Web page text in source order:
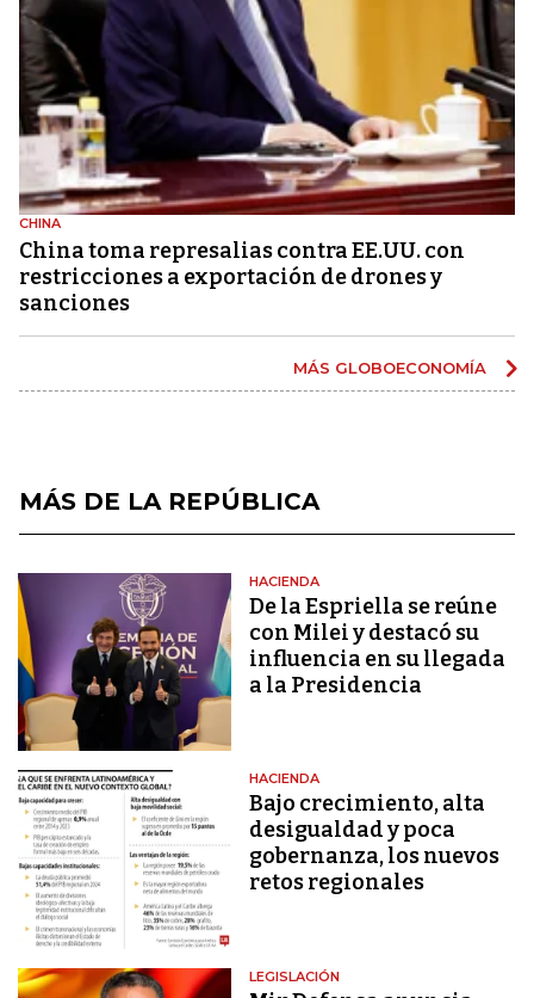
CHINA
China toma represalias contra EE.UU. con
restricciones a exportación de drones y
sanciones
MÁS GLOBOECONOMÍA
MÁS DE LA REPÚBLICA
HACIENDA
De la Espriella se reúne
con Milei y destacó su
influencia en su llegada
a la Presidencia
HACIENDA
Bajo crecimiento, alta
desigualdad y poca
gobernanza, los nuevos
retos regionales
LEGISLACIÓN